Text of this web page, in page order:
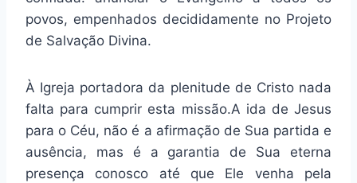
povos, empenhados decididamente no Projeto
de Salvação Divina.
À Igreja portadora da plenitude de Cristo nada
falta para cumprir esta missão.A ida de Jesus
para o Céu, não é a afirmação de Sua partida e
ausência, mas é a garantia de Sua eterna
presença conosco até que Ele venha pela